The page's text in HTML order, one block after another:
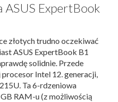
ASUS ExpertBook
złotych trudno oczekiwać
ASUS ExpertBook B1
solidnie. Przede
Intel 12. generacji,
Ta 6-rdzeniowa
RAM-u (z możliwością